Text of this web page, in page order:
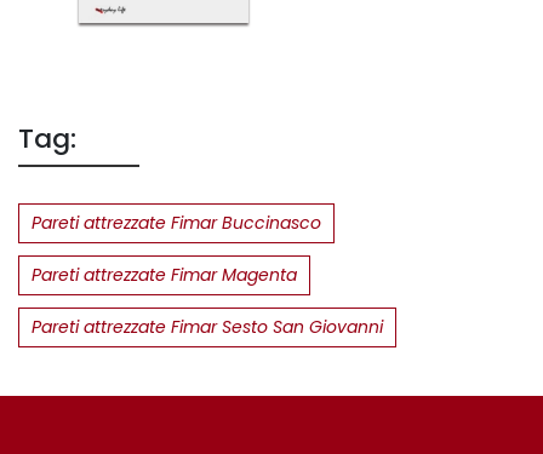
Tag:
Pareti attrezzate Fimar Buccinasco
Pareti attrezzate Fimar Magenta
Pareti attrezzate Fimar Sesto San Giovanni